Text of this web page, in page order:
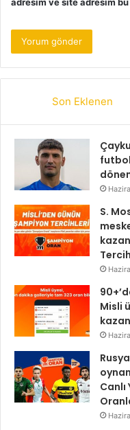
Son Eklenen
S.
Misli